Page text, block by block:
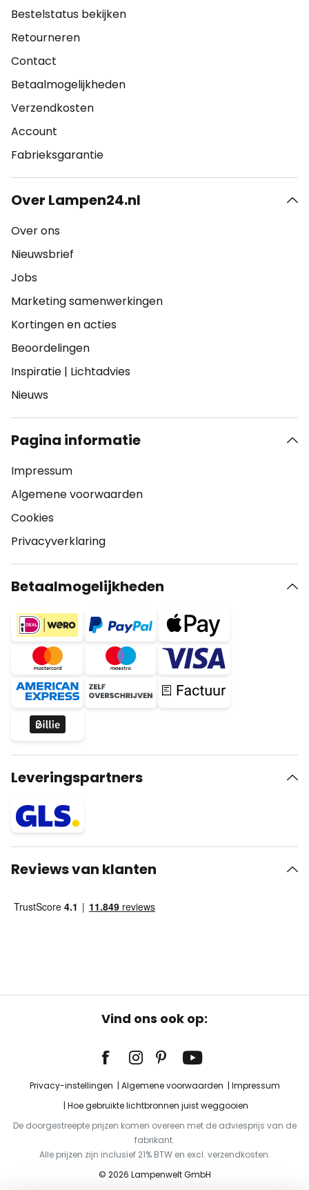
Bestelstatus bekijken
Retourneren
Contact
Betaalmogelijkheden
Verzendkosten
Account
Fabrieksgarantie
Over Lampen24.nl
Over ons
Nieuwsbrief
Jobs
Marketing samenwerkingen
Kortingen en acties
Beoordelingen
Inspiratie | Lichtadvies
Nieuws
Pagina informatie
Impressum
Algemene voorwaarden
Cookies
Privacyverklaring
Betaalmogelijkheden
Leveringspartners
Reviews van klanten
Vind ons ook op:
Privacy-instellingen Algemene voorwaarden
Impressum
Hoe gebruikte lichtbronnen juist weggooien
De doorgestreepte prijzen komen overeen met de adviesprijs van de
fabrikant.
Alle prijzen zijn inclusief 21% BTW en excl. verzendkosten.
© 2026 Lampenwelt GmbH